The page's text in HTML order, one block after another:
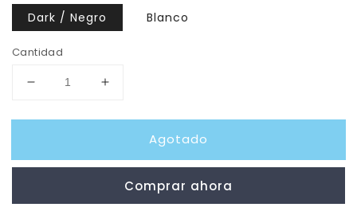
Dark / Negro Blanco
Cantidad
Reducir
para
Profesional
AIR
Aumentar
para
Guantes
Profesional
JET
AIR
Agotado
Comprar ahora